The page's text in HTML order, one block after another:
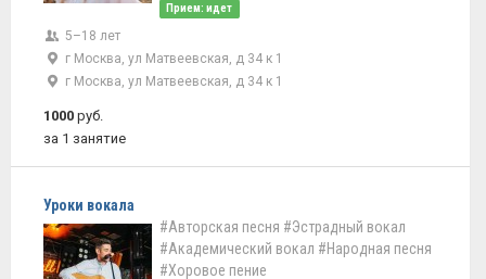
Прием: идет
5–18 лет
г Москва, ул Матвеевская, д 34 к 1
г Москва, ул Матвеевская, д 34 к 1
1000 руб.
за 1 занятие
Уроки вокала
#Авторская песня #Эстрадный вокал
#Академический вокал #Народная песня
#Хоровое пение